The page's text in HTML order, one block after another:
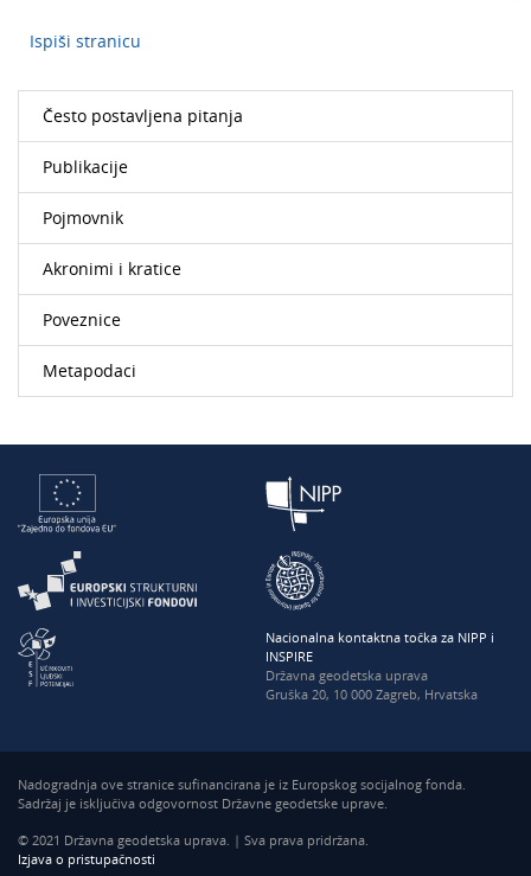
Ispiši stranicu
Često postavljena pitanja
Publikacije
Pojmovnik
Akronimi i kratice
Poveznice
Metapodaci
Nacionalna kontaktna točka za NIPP i
INSPIRE
Državna geodetska uprava
Gruška 20, 10 000 Zagreb, Hrvatska
Nadogradnja ove stranice sufinancirana je iz Europskog socijalnog fonda.
Sadržaj je isključiva odgovornost Državne geodetske uprave.
© 2021 Državna geodetska uprava. | Sva prava pridržana.
Izjava o pristupačnosti